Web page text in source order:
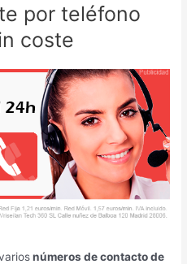
por teléfono
coste
números de contacto de